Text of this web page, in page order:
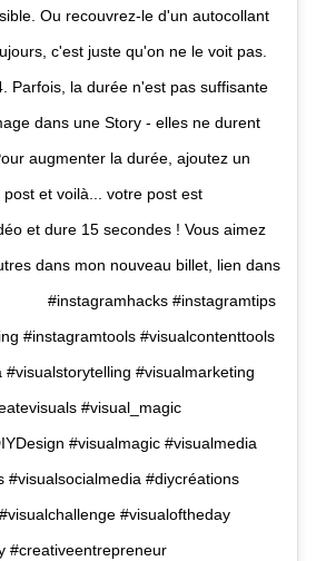
Ou recouvrez-le d'un autocollant
c'est juste qu'on ne le voit pas.
la durée n'est pas suffisante
dans une Story - elles ne durent
augmenter la durée, ajoutez un
et voilà... votre post est
et dure 15 secondes ! Vous aimez
dans mon nouveau billet, lien dans
#instagramhacks #instagramtips
#instagramtools #visualcontenttools
#visualstorytelling #visualmarketing
#visual_magic
#visualmagic #visualmedia
#visualsocialmedia #diycréations
#visualoftheday
#creativeentrepreneur